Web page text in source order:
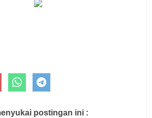
postingan ini :